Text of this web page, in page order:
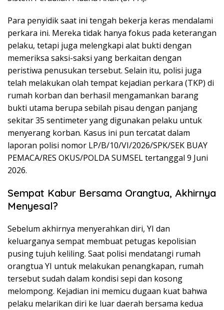
Para penyidik saat ini tengah bekerja keras mendalami
perkara ini. Mereka tidak hanya fokus pada keterangan
pelaku, tetapi juga melengkapi alat bukti dengan
memeriksa saksi-saksi yang berkaitan dengan
peristiwa penusukan tersebut. Selain itu, polisi juga
telah melakukan olah tempat kejadian perkara (TKP) di
rumah korban dan berhasil mengamankan barang
bukti utama berupa sebilah pisau dengan panjang
sekitar 35 sentimeter yang digunakan pelaku untuk
menyerang korban. Kasus ini pun tercatat dalam
laporan polisi nomor LP/B/10/VI/2026/SPK/SEK BUAY
PEMACA/RES OKUS/POLDA SUMSEL tertanggal 9 Juni
2026.
Sempat Kabur Bersama Orangtua, Akhirnya
Menyesal?
Sebelum akhirnya menyerahkan diri, YI dan
keluarganya sempat membuat petugas kepolisian
pusing tujuh keliling. Saat polisi mendatangi rumah
orangtua YI untuk melakukan penangkapan, rumah
tersebut sudah dalam kondisi sepi dan kosong
melompong. Kejadian ini memicu dugaan kuat bahwa
pelaku melarikan diri ke luar daerah bersama kedua